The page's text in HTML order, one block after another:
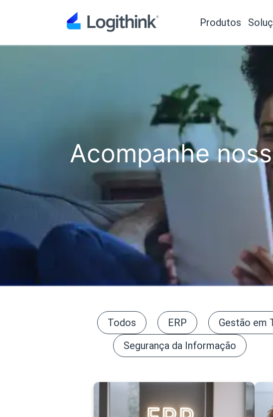
Produtos
Acompanhe
Todos ERP Gestão em
Segurança da Informação